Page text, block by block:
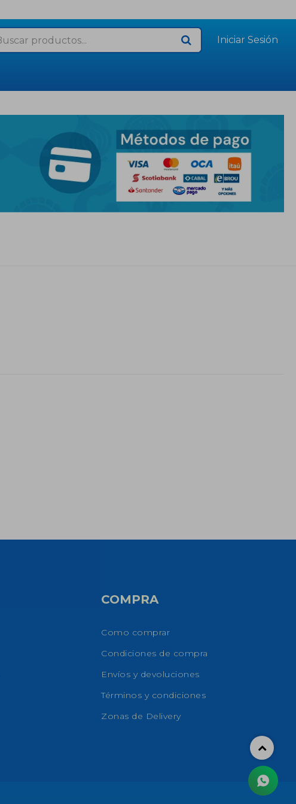
COMPRA
Como comprar
Condiciones de compra
Envíos y devoluciones
Términos y condiciones
Zonas de Delivery